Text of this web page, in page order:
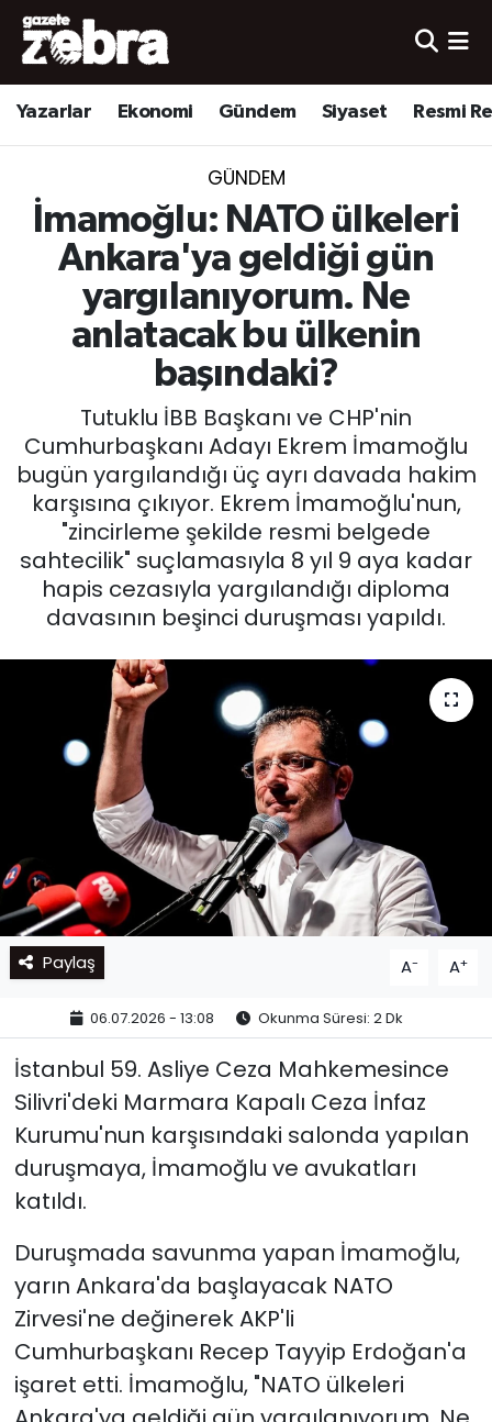
Yazarlar Ekonomi Gündem Siyaset Resmi
GÜNDEM
İmamoğlu: NATO ülkeleri
Ankara'ya geldiği gün
yargılanıyorum. Ne
anlatacak bu ülkenin
başındaki?
Tutuklu İBB Başkanı ve CHP'nin
Cumhurbaşkanı Adayı Ekrem İmamoğlu
bugün yargılandığı üç ayrı davada hakim
karşısına çıkıyor. Ekrem İmamoğlu'nun,
"zincirleme şekilde resmi belgede
sahtecilik" suçlamasıyla 8 yıl 9 aya kadar
hapis cezasıyla yargılandığı diploma
davasının beşinci duruşması yapıldı.
Paylaş A- A+
06.07.2026 - 13:08 Okunma Süresi: 2 Dk
İstanbul 59. Asliye Ceza Mahkemesince
Silivri'deki Marmara Kapalı Ceza İnfaz
Kurumu'nun karşısındaki salonda yapılan
duruşmaya, İmamoğlu ve avukatları
katıldı.
Duruşmada savunma yapan İmamoğlu,
yarın Ankara'da başlayacak NATO
Zirvesi'ne değinerek AKP'li
Cumhurbaşkanı Recep Tayyip Erdoğan'a
işaret etti. İmamoğlu, "NATO ülkeleri
Yazarlar
Ekonomi
Yerel
Spor
Nöbetçi Eczaneler
Hava Durumu
Süper Lig Puan Durumu ve Fikstür
Tüm Manşetler
Son Dakika Haberleri
Haber Arşivi